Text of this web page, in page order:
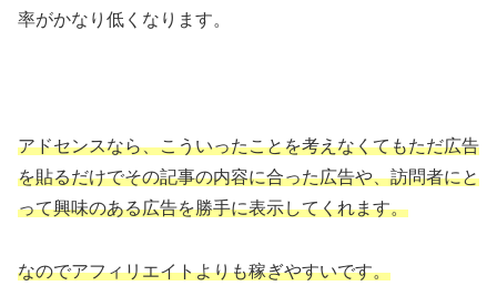
率がかなり低くなります。
アドセンスなら、こういったことを考えなくてもただ広告
を貼るだけでその記事の内容に合った広告や、訪問者にと
って興味のある広告を勝手に表示してくれます。
なのでアフィリエイトよりも稼ぎやすいです。